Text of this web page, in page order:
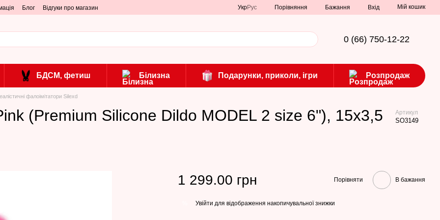
Блог Відгуки про магазин УкрРус Порівняння Бажання Вхід Мій кошик
0 (66) 750-12-22
БДСМ, фетиш Білизна Подарунки, приколи, ігри Розпродаж
фалоімітатори Silexd
(Premium Silicone Dildo MODEL 2 size 6"), 15х3,5
Артикул
SO3149
1 299.00 грн Порівняти В бажання
Увійти для відображення накопичувальної знижки